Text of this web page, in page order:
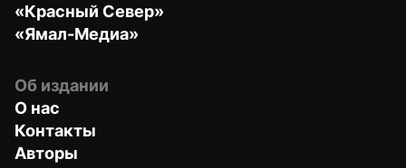
«Красный Север»
«Ямал-Медиа»
Об издании
О нас
Контакты
Авторы